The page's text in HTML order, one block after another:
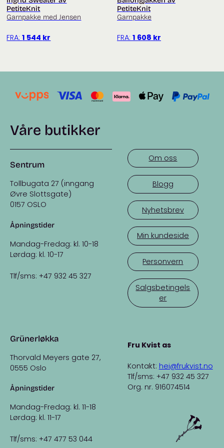
Du finner flere garnpakker fra Filcolanaher
PetiteKnit
Garnpakke med Jensen
FRA:1 544 kr
PetiteKnit
Garnpakke
FRA: 1 608 kr
Våre butikker
Sentrum
Tollbugata 27 (inngang
Øvre Slottsgate)
0157 OSLO
Åpningstider
Mandag-Fredag: kl. 10-18
Lørdag: kl. 10-17
Tlf/sms: +47 932 45 327
Grünerløkka
Thorvald Meyers gate 27,
0555 Oslo
Åpningstider
Mandag-Fredag: kl. 11-18
Lørdag: kl. 11-17
Tlf/sms: +47 477 53 044
Om oss
Blogg
Nyhetsbrev
Min kundeside
Personvern
Salgsbetingels
er
Fru Kvist as
Kontakt: hei@frukvist.no
Tlf/sms: +47 932 45 327
Org. nr. 916074514